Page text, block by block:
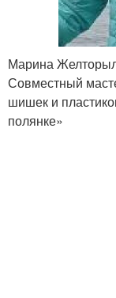
Марина
Совместный
шишек и
полянке»